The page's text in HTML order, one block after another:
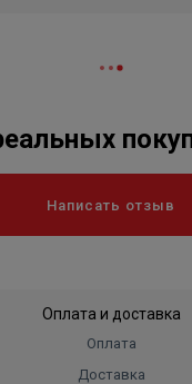
Написать отзыв
Оплата и доставка
Оплата
Доставка